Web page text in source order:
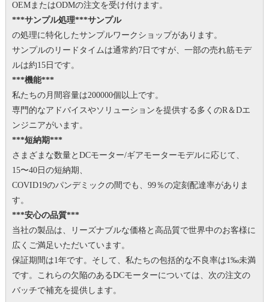
OEMまたはODMの注文を受け付けます。
***サンプル処理***サンプル
の処理に特化したサンプルワークショップがあります。
サンプルのリードタイムは通常約7日ですが、一部の売れ筋モデ
ルは約15日です。
***機能***
私たちの月間容量は200000個以上です。
専門的なアドバイスやソリューションを提供する多くのR＆Dエ
ンジニアがいます。
***短納期***
さまざまな数量とDCモーター/ギアモーターモデルに応じて、
15〜40日の短納期、
COVID19のパンデミックの間でも、99％の定刻配達率がありま
す。
***安心の品質***
当社の製品は、リーズナブルな価格と高品質で世界中のお客様に
広くご満足いただいています。
保証期間は1年です。 そして、私たちの包括的な不良率は1‰未満
です。 これらの欠陥のあるDCモーターについては、次の注文の
バッチで補充を提供します。